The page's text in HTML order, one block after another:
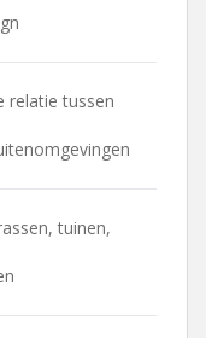
relatie tussen
tuinen,